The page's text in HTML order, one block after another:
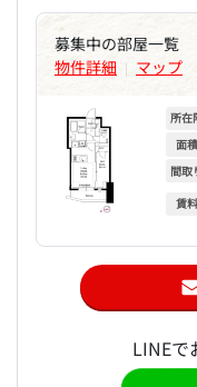
募集中の部屋一覧
物件詳細 | マップ
所在
面積
間取
賃料
LINEで